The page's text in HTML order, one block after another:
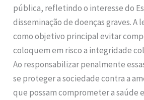
pública, refletindo o interesse do
disseminação de doenças graves. A
como objetivo principal evitar
coloquem em risco a integridade
Ao responsabilizar penalmente
se proteger a sociedade contra a
que possam comprometer a saúde